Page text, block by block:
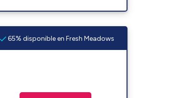
65% disponible en Fresh Meadows